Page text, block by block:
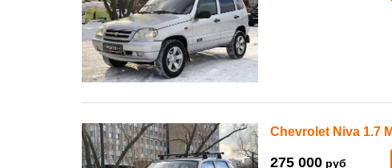
Chevrolet Niva 1.7
275 000 руб